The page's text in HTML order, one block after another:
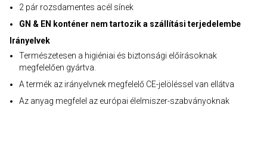
2 pár rozsdamentes acél sínek
GN & EN konténer nem tartozik a szállítási terjedelembe
Irányelvek
Természetesen a higiéniai és biztonsági előírásoknak
megfelelően gyártva.
A termék az irányelvnek megfelelő CE-jelöléssel van ellátva
Az anyag megfelel az európai élelmiszer-szabványoknak